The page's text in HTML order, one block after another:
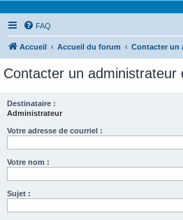
FAQ
Accueil Accueil du forum Contacter un
Contacter un administrateur
Destinataire :
Administrateur
Votre adresse de courriel :
Votre nom :
Sujet :